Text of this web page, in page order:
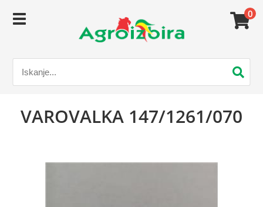
0
VAROVALKA 147/1261/070